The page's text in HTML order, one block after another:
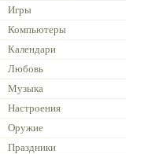
Игры
Компьютеры
Календари
Любовь
Музыка
Настроения
Оружие
Праздники